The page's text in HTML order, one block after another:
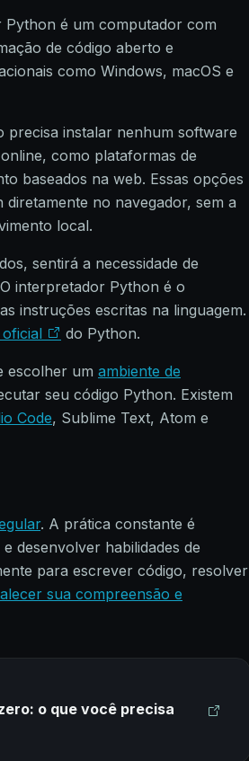
Python é um computador com
de código aberto e
como Windows, macOS e
precisa instalar nenhum software
como plataformas de
baseados na web. Essas opções
no navegador, sem a
local.
sentirá a necessidade de
interpretador Python é o
instruções escritas na linguagem.
do Python.
escolher um ambiente de
seu código Python. Existem
Code, Sublime Text, Atom e
. A prática constante é
desenvolver habilidades de
para escrever código, resolver
sua compreensão e
o que você precisa